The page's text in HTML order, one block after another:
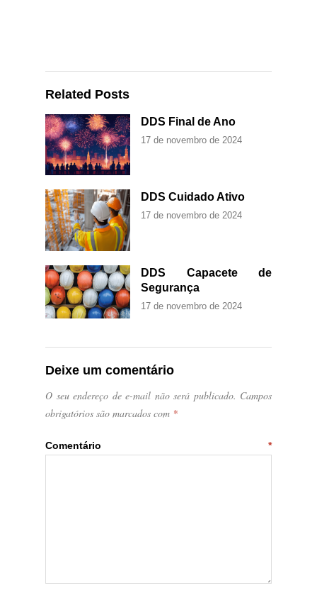
Related Posts
DDS Final de Ano
17 de novembro de 2024
DDS Cuidado Ativo
17 de novembro de 2024
DDS Capacete de
Segurança
17 de novembro de 2024
Deixe um comentário
O seu endereço de e-mail não será publicado. Campos
obrigatórios são marcados com *
Comentário *